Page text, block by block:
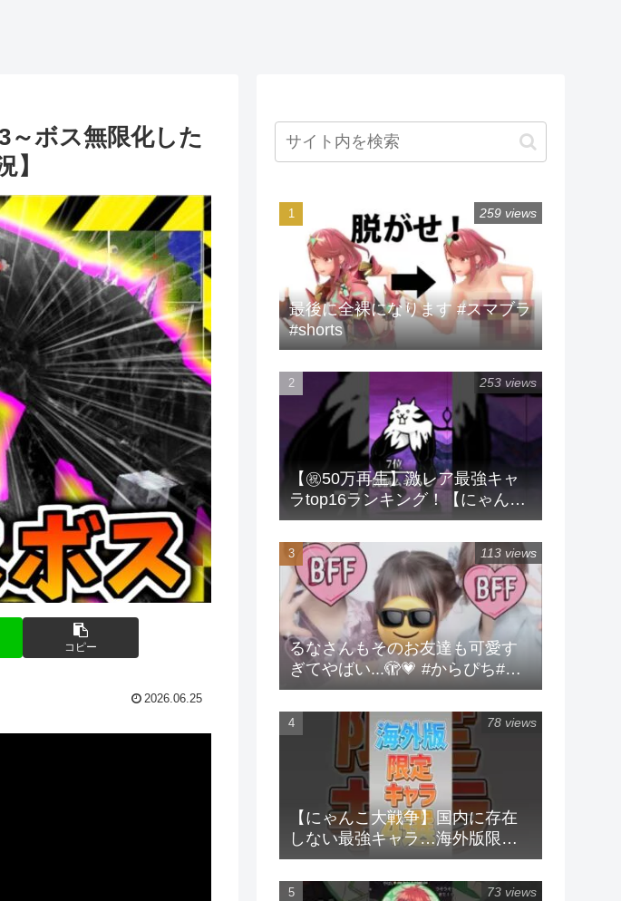
～ボス無限化した
コピー
2026.06.25
最後に全裸になります #スマブラ
#shorts
259 views
【㊗️50万再生】激レア最強キャ
ラtop16ランキング！【にゃんこ
大戦争】 #にゃんこ大戦争 #ラン
キング #shorts #激レア
253 views
るなさんもそのお友達も可愛す
ぎてやばい...🫣💗 #からぴち#る
な#実写
113 views
【にゃんこ大戦争】国内に存在
しない最強キャラ…海外版限定
キャラ4選！！【にゃんこ大戦争
ゆっくり解説】#shorts
78 views
73 views